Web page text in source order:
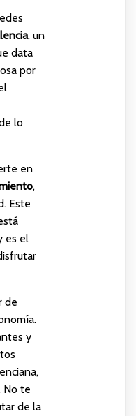
, un
data
por
lo
en
,
Este
es el
de
y
No te
de la